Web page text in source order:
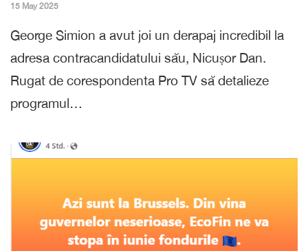
15 May 2025
George Simion a avut joi un derapaj incredibil la
adresa contracandidatului său, Nicușor Dan.
Rugat de corespondenta Pro TV să detalieze
programul…